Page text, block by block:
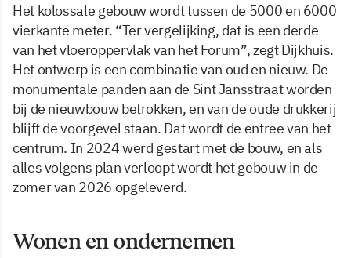
Het kolossale gebouw wordt tussen de 5000 en 6000
vierkante meter. “Ter vergelijking, dat is een derde
van het vloeroppervlak van het Forum”, zegt Dijkhuis.
Het ontwerp is een combinatie van oud en nieuw. De
monumentale panden aan de Sint Jansstraat worden
bij de nieuwbouw betrokken, en van de oude drukkerij
blijft de voorgevel staan. Dat wordt de entree van het
centrum. In 2024 werd gestart met de bouw, en als
alles volgens plan verloopt wordt het gebouw in de
zomer van 2026 opgeleverd.
Wonen en ondernemen